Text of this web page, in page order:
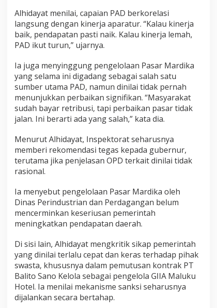
t
P
D
Alhidayat menilai, capaian PAD berkorelasi
langsung dengan kinerja aparatur. “Kalau kinerja
baik, pendapatan pasti naik. Kalau kinerja lemah,
PAD ikut turun,” ujarnya.
Ia juga menyinggung pengelolaan Pasar Mardika
yang selama ini digadang sebagai salah satu
sumber utama PAD, namun dinilai tidak pernah
menunjukkan perbaikan signifikan. “Masyarakat
sudah bayar retribusi, tapi perbaikan pasar tidak
jalan. Ini berarti ada yang salah,” kata dia.
Menurut Alhidayat, Inspektorat seharusnya
memberi rekomendasi tegas kepada gubernur,
terutama jika penjelasan OPD terkait dinilai tidak
rasional.
Ia menyebut pengelolaan Pasar Mardika oleh
Dinas Perindustrian dan Perdagangan belum
mencerminkan keseriusan pemerintah
meningkatkan pendapatan daerah.
Di sisi lain, Alhidayat mengkritik sikap pemerintah
yang dinilai terlalu cepat dan keras terhadap pihak
swasta, khususnya dalam pemutusan kontrak PT
Balito Sano Kelola sebagai pengelola GIIA Maluku
Hotel. Ia menilai mekanisme sanksi seharusnya
dijalankan secara bertahap.